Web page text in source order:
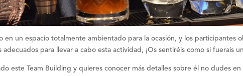
en unespacio totalmente ambientado para la ocasión, y los participantes
adecuados para llevar a cabo esta actividad, ¡Os sentiréis como si fuerais
esteTeam Building y quieres conocer más detalles sobre él no dudes